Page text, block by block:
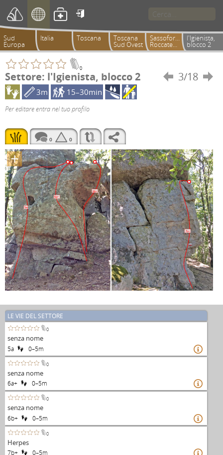

Sud
Europa
Italia Toscana Toscana
Sud Ovest
Sassofortino-
Roccatederighi
l'Igienista,
blocco 2
0
Settore: l'Igienista, blocco 2  3/18 
3m
15–30min
Per editare entra nel tuo profilo
0 0
+
5a
6a+
6b+
7b+
LE VIE DEL SETTORE
0
senza nome
5a 0–5m 
0
senza nome
6a+ 0–5m 
0
senza nome
6b+ 0–5m 
0
Herpes
7b+ 0–5m 